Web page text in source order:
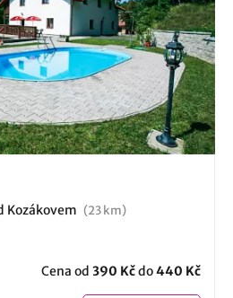
Kozákovem (23 km)
Cena od 390 Kčdo440 Kč